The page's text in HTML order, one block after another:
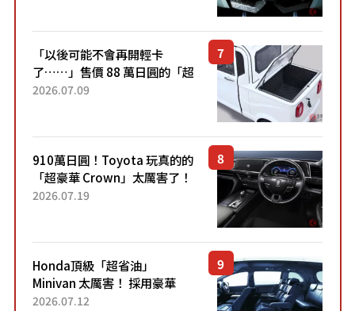
「以後可能不會再開輕卡
了……」售價 88 萬日圓的「超
迷你輕型貨車」引發兩極評
了！...
2026.07.09
910萬日圓！Toyota 玩真的的
「超豪華 Crown」太厲害了！
採用由「匠人技藝」打造的
2026.07.19
Honda頂級「超省油」
Minivan 太厲害！ 採用豪華
「真皮座椅」與專屬「黑色內
2026.07.12